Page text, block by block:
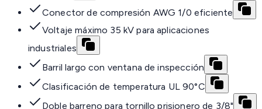
Conector de compresión AWG 1/0 eficiente
Voltaje máximo 35 kV para aplicaciones
industriales
Barril largo con ventana de inspección
Clasificación de temperatura UL 90°C
Doble barreno para tornillo prisionero de 3/8"